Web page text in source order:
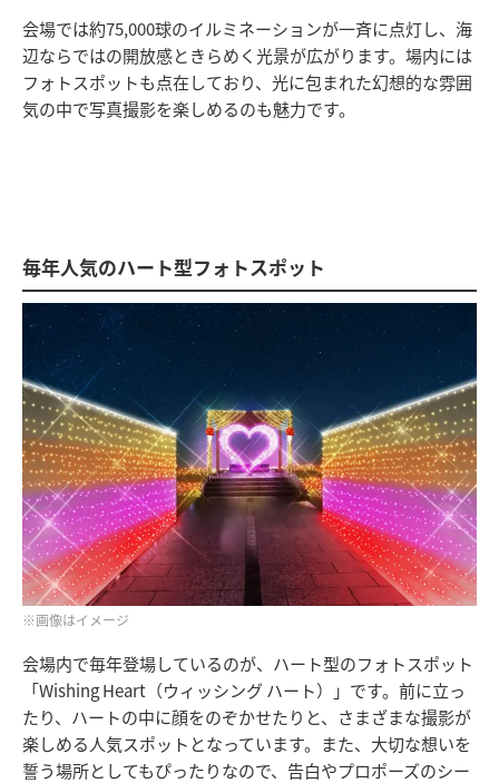
会場では約75,000球のイルミネーションが一斉に点灯し、海
辺ならではの開放感ときらめく光景が広がります。場内には
フォトスポットも点在しており、光に包まれた幻想的な雰囲
気の中で写真撮影を楽しめるのも魅力です。
毎年人気のハート型フォトスポット
※画像はイメージ
会場内で毎年登場しているのが、ハート型のフォトスポット
「Wishing Heart（ウィッシング ハート）」です。前に立っ
たり、ハートの中に顔をのぞかせたりと、さまざまな撮影が
楽しめる人気スポットとなっています。また、大切な想いを
誓う場所としてもぴったりなので、告白やプロポーズのシー